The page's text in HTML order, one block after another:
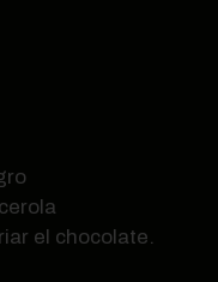
el chocolate.